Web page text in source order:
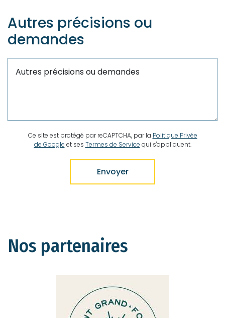
Autres précisions ou
demandes
Ce site est protégé par reCAPTCHA, par la Politique Privée
de Google et ses Termes de Service qui s'appliquent.
Nos partenaires